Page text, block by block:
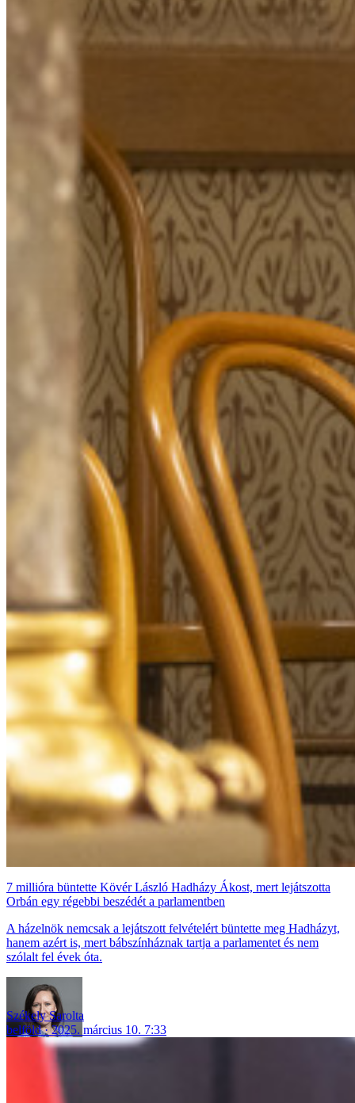
7 millióra büntette Kövér László Hadházy Ákost, mert lejátszotta
Orbán egy régebbi beszédét a parlamentben
A házelnök nemcsak a lejátszott felvételért büntette meg Hadházyt,
hanem azért is, mert bábszínháznak tartja a parlamentet és nem
szólalt fel évek óta.
Székely Sarolta
belföld
2025. március 10. 7:33